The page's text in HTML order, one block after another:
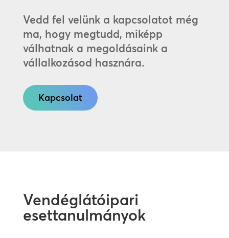
Vedd fel velünk a kapcsolatot még
ma, hogy megtudd, miképp
válhatnak a megoldásaink a
vállalkozásod hasznára.
Kapcsolat
Vendéglátóipari
esettanulmányok